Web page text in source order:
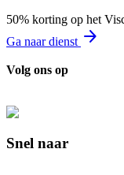
50% korting op het
Ga naar dienst arrow_forward
Volg ons op
Snel naar